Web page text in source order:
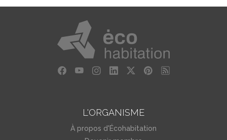
L'ORGANISME
À propos d'Écohabitation